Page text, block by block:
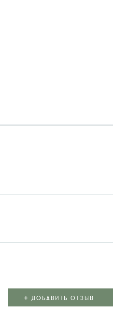
+ ДОБАВИТЬ ОТЗЫВ